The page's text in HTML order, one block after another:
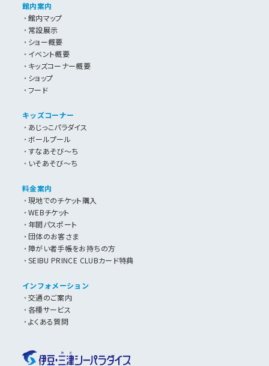
館内案内
館内マップ
常設展示
ショー概要
イベント概要
キッズコーナー概要
ショップ
フード
キッズコーナー
あじっこパラダイス
ボールプール
すなあそび～ち
いそあそび～ち
料金案内
現地でのチケット購入
WEBチケット
年間パスポート
団体のお客さま
障がい者手帳をお持ちの方
SEIBU PRINCE CLUBカード特典
インフォメーション
交通のご案内
各種サービス
よくある質問